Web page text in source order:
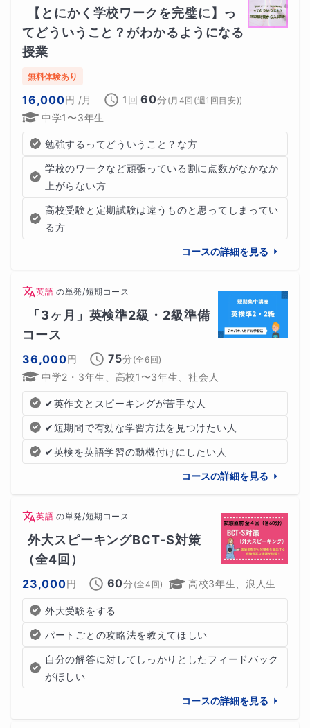
【とにかく学校ワークを完璧に】っ
てどういうこと？がわかるようになる
授業
無料体験あり
16,000円 /月 1回 60分 ( 月4回(週1回目安))
中学1〜3年生
勉強するってどういうこと？な方
学校のワークなど頑張っている割に点数がなかなか
上がらない方
高校受験と定期試験は違うものと思ってしまってい
る方
コースの詳細を見る
英語 の単発/短期コース
「3ヶ月」英検準2級・2級準備
コース
36,000円 75分 (全6回)
中学2・3年生、高校1〜3年生、社会人
✔英作文とスピーキングが苦手な人
✔短期間で有効な学習方法を見つけたい人
✔英検を英語学習の動機付けにしたい人
コースの詳細を見る
英語 の単発/短期コース
外大スピーキングBCT-S対策
（全4回）
23,000円 60分 (全4 回) 高校3年生、浪人生
外大受験をする
パートごとの攻略法を教えてほしい
自分の解答に対してしっかりとしたフィードバック
がほしい
コースの詳細を見る